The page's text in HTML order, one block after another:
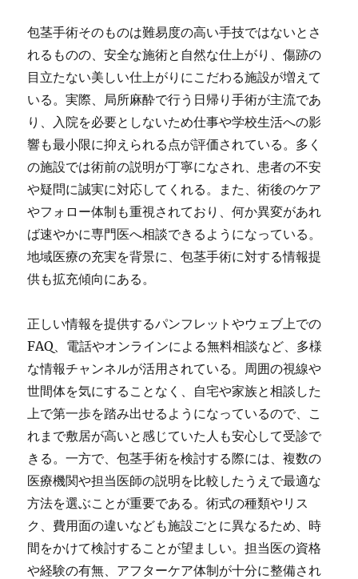
包茎手術そのものは難易度の高い手技ではないとさ
れるものの、安全な施術と自然な仕上がり、傷跡の
目立たない美しい仕上がりにこだわる施設が増えて
いる。実際、局所麻酔で行う日帰り手術が主流であ
り、入院を必要としないため仕事や学校生活への影
響も最小限に抑えられる点が評価されている。多く
の施設では術前の説明が丁寧になされ、患者の不安
や疑問に誠実に対応してくれる。また、術後のケア
やフォロー体制も重視されており、何か異変があれ
ば速やかに専門医へ相談できるようになっている。
地域医療の充実を背景に、包茎手術に対する情報提
供も拡充傾向にある。
正しい情報を提供するパンフレットやウェブ上での
FAQ、電話やオンラインによる無料相談など、多様
な情報チャンネルが活用されている。周囲の視線や
世間体を気にすることなく、自宅や家族と相談した
上で第一歩を踏み出せるようになっているので、こ
れまで敷居が高いと感じていた人も安心して受診で
きる。一方で、包茎手術を検討する際には、複数の
医療機関や担当医師の説明を比較したうえで最適な
方法を選ぶことが重要である。術式の種類やリス
ク、費用面の違いなども施設ごとに異なるため、時
間をかけて検討することが望ましい。担当医の資格
や経験の有無、アフターケア体制が十分に整備され